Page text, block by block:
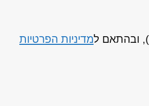
מדיניות הפרטיות